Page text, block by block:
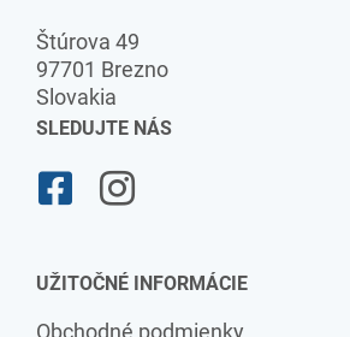
Štúrova 49
97701 Brezno
Slovakia
SLEDUJTE NÁS
UŽITOČNÉ INFORMÁCIE
Obchodné podmienky